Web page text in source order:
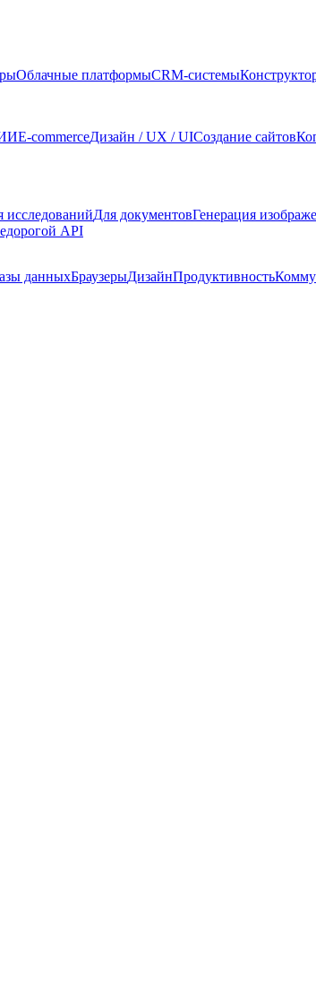
Облачные платформыCRM-системы
E-commerceДизайн / UX / UIСоздание сайтов
исследованийДля документовГенерация
API
данныхБраузерыДизайнПродуктивность